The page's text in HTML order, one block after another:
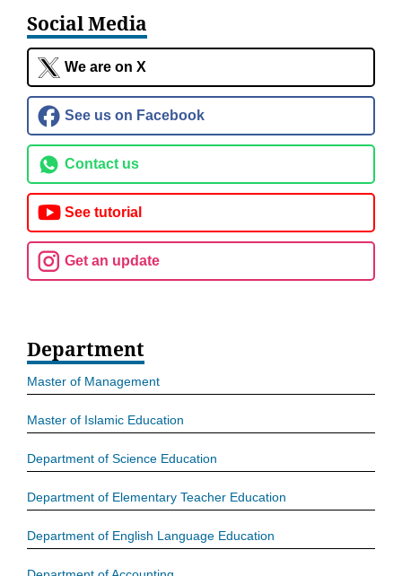
Social Media
We are on X
See us on Facebook
Contact us
See tutorial
Get an update
Department
Master of Management
Master of Islamic Education
Department of Science Education
Department of Elementary Teacher Education
Department of English Language Education